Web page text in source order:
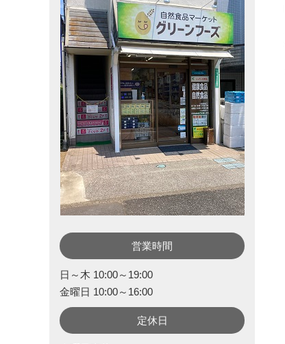
営業時間
日～木 10:00～19:00
金曜日 10:00～16:00
定休日